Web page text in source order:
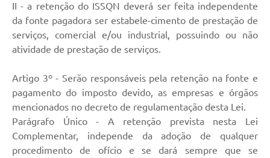
II - a retenção do ISSQN deverá ser feita independente
da fonte pagadora ser estabele-cimento de prestação de
serviços, comercial e/ou industrial, possuindo ou não
atividade de prestação de serviços.
Artigo 3º - Serão responsáveis pela retenção na fonte e
pagamento do imposto devido, as empresas e órgãos
mencionados no decreto de regulamentação desta Lei.
Parágrafo Único - A retenção prevista nesta Lei
Complementar, independe da adoção de qualquer
procedimento de ofício e se dará sempre que se